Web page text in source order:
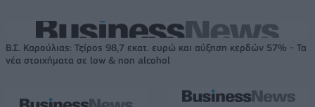
Β.Σ. Καρούλιας: Τζίρος 98,7 εκατ. ευρώ και αύξηση κερδών 57% - Τα
νέα στοιχήματα σε low & non alcohol